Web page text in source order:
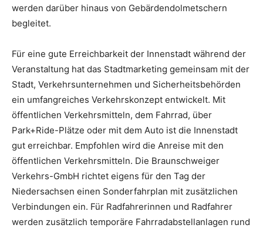
werden darüber hinaus von Gebärdendolmetschern
begleitet.
Für eine gute Erreichbarkeit der Innenstadt während der
Veranstaltung hat das Stadtmarketing gemeinsam mit der
Stadt, Verkehrsunternehmen und Sicherheitsbehörden
ein umfangreiches Verkehrskonzept entwickelt. Mit
öffentlichen Verkehrsmitteln, dem Fahrrad, über
Park+Ride-Plätze oder mit dem Auto ist die Innenstadt
gut erreichbar. Empfohlen wird die Anreise mit den
öffentlichen Verkehrsmitteln. Die Braunschweiger
Verkehrs-GmbH richtet eigens für den Tag der
Niedersachsen einen Sonderfahrplan mit zusätzlichen
Verbindungen ein. Für Radfahrerinnen und Radfahrer
werden zusätzlich temporäre Fahrradabstellanlagen rund